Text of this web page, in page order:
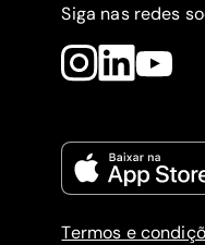
Siga nas redes
Termos e